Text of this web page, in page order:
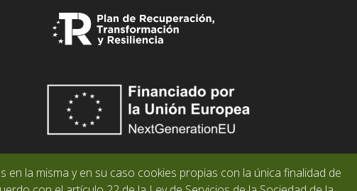
la misma y en su caso cookies propias con la única finalidad de